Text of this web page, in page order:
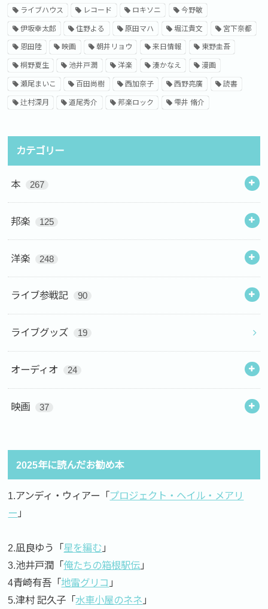
ライブハウス レコード ロキソニ 今野敏
伊坂幸太郎 住野よる 原田マハ 堀江貴文 宮下奈都
恩田陸 映画 朝井リョウ 来日情報 東野圭吾
桐野夏生 池井戸潤 洋楽 湊かなえ 漫画
瀬尾まいこ 百田尚樹 西加奈子 西野亮廣 読書
辻村深月 道尾秀介 邦楽ロック 雫井 脩介
カテゴリー
本 267
邦楽 125
洋楽 248
ライブ参戦記 90
ライブグッズ 19
オーディオ 24
映画 37
2025年に読んだお勧め本
1.アンディ・ウィアー「プロジェクト・ヘイル・メアリ
ー 」
2.凪良ゆう「星を編む 」
3.池井戸潤「俺たちの箱根駅伝 」
4青崎有吾「地雷グリコ 」
5.津村 記久子「水車小屋のネネ 」